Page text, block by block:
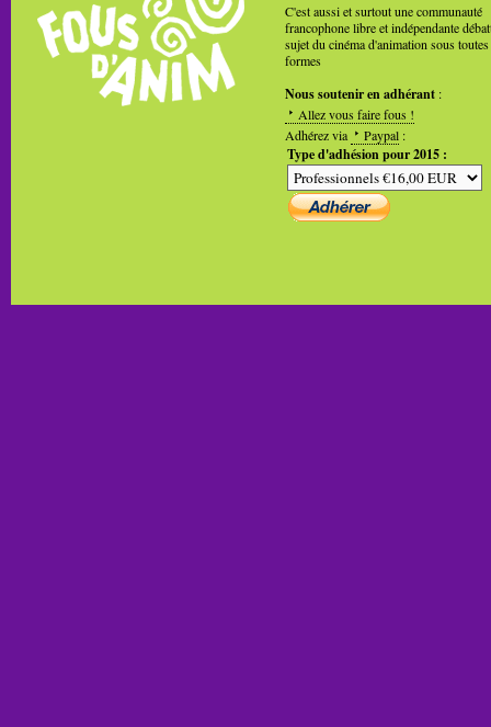
C'est aussi et surtout une communauté
francophone libre et indépendante
sujet du cinéma d'animation sous toutes
formes
Nous soutenir en adhérant :
Allez vous faire fous !
Adhérez via
Paypal :
Type d'adhésion pour 2015 :